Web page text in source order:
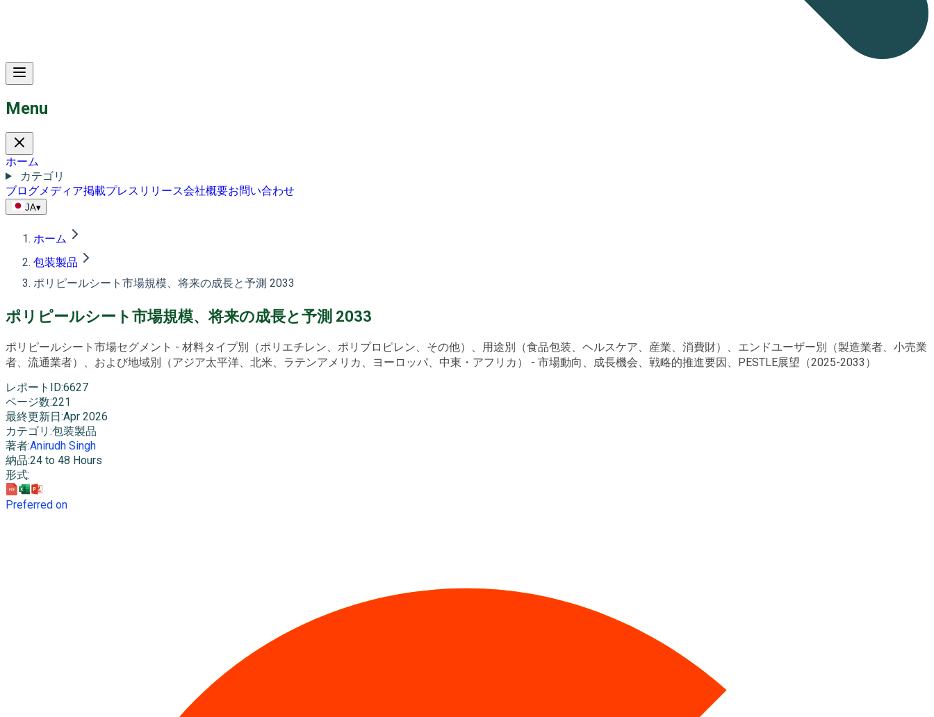
Menu
ホーム
カテゴリ
ブログメディア掲載プレスリリース会社概要お問い合わせ
JA▾
ホーム
包装製品
ポリピールシート市場規模、将来の成長と予測 2033
ポリピールシート市場規模、将来の成長と予測 2033
ポリピールシート市場セグメント - 材料タイプ別（ポリエチレン、ポリプロピレン、その他）、用途別（食品包装、ヘルスケア、産業、消費財）、エンドユーザー別（製造業者、小売業
者、流通業者）、および地域別（アジア太平洋、北米、ラテンアメリカ、ヨーロッパ、中東・アフリカ） - 市場動向、成長機会、戦略的推進要因、PESTLE展望（2025-2033）
レポートID:6627
ページ数:221
最終更新日 :Apr 2026
カテゴリ :包装製品
著者:Anirudh Singh
納品:24 to 48 Hours
形式:
Preferred on